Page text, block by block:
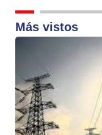
Más vistos